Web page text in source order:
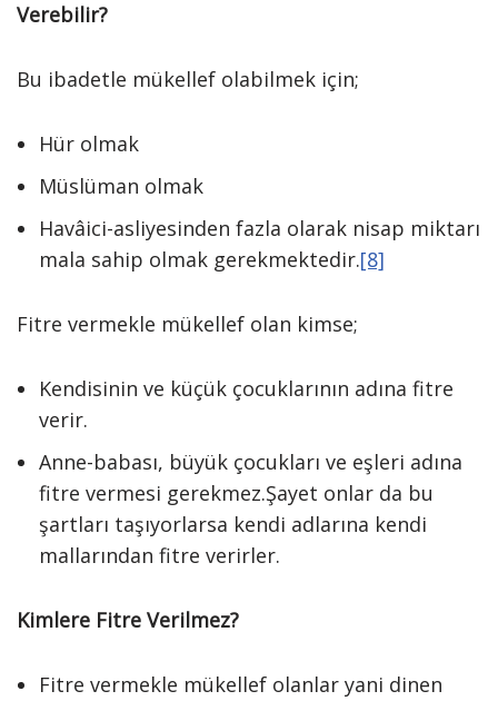
Verebilir?
Bu ibadetle mükellef olabilmek için;
Hür olmak
Müslüman olmak
Havâici-asliyesinden fazla olarak nisap miktarı
mala sahip olmak gerekmektedir.[8]
Fitre vermekle mükellef olan kimse;
Kendisinin ve küçük çocuklarının adına fitre
verir.
Anne-babası, büyük çocukları ve eşleri adına
fitre vermesi gerekmez.Şayet onlar da bu
şartları taşıyorlarsa kendi adlarına kendi
mallarından fitre verirler.
Kimlere Fitre Verilmez?
Fitre vermekle mükellef olanlar yani dinen